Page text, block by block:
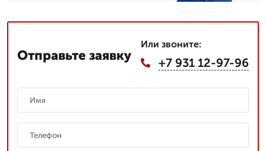
Отправьте заявку
Или звоните:
+7 931 12-97-96